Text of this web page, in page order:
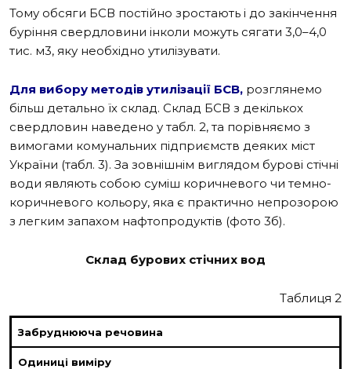
Тому обсяги БСВ постійно зростають і до закінчення
буріння свердловини інколи можуть сягати 3,0–4,0
тис. м3, яку необхідно утилізувати.
Для вибору методів утилізації БСВ, розглянемо
більш детально їх склад. Склад БСВ з декількох
свердловин наведено утабл. 2, та порівняємо з
вимогами комунальних підприємств деяких міст
України (табл. 3). За зовнішнім виглядом бурові стічні
води являють собою суміш коричневого чи темно-
коричневого кольору, яка є практично непрозорою
з легким запахом нафтопродуктів (фото 3б).
Склад бурових стічних вод
Таблиця 2
Забруднююча речовина
Одиниці виміру